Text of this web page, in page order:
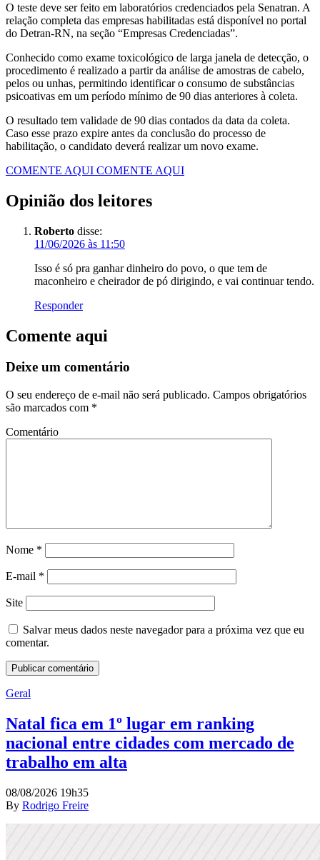
O teste deve ser feito em laboratórios credenciados pela Senatran. A
relação completa das empresas habilitadas está disponível no portal
do Detran-RN, na seção “Empresas Credenciadas”.
Conhecido como exame toxicológico de larga janela de detecção, o
procedimento é realizado a partir da análise de amostras de cabelo,
pelos ou unhas, permitindo identificar o consumo de substâncias
psicoativas em um período mínimo de 90 dias anteriores à coleta.
O resultado tem validade de 90 dias contados da data da coleta.
Caso esse prazo expire antes da conclusão do processo de
habilitação, o candidato deverá realizar um novo exame.
COMENTE AQUI COMENTE AQUI
Opinião dos leitores
Roberto disse:
11/06/2026 às 11:50
Isso é só pra ganhar dinheiro do povo, o que tem de
maconheiro e cheirador de pó dirigindo, e vai continuar tendo.
Responder
Comente aqui
Deixe um comentário
O seu endereço de e-mail não será publicado. Campos obrigatórios
são marcados com *
Comentário
Nome *
E-mail *
Site
Salvar meus dados neste navegador para a próxima vez que eu
comentar.
Geral
Natal fica em 1º lugar em ranking
nacional entre cidades com mercado de
trabalho em alta
08/08/2026 19h35
By Rodrigo Freire